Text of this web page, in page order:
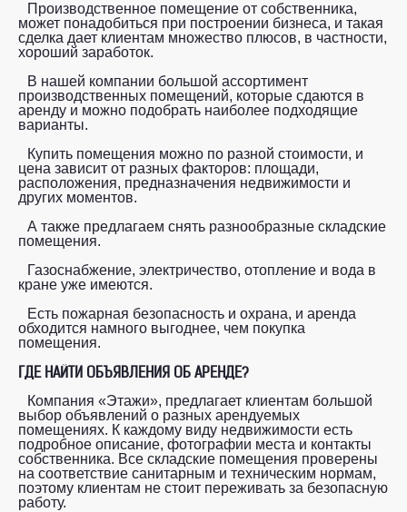
Производственное помещение от собственника,
может понадобиться при построении бизнеса, и такая
сделка дает клиентам множество плюсов, в частности,
хороший заработок.
В нашей компании большой ассортимент
производственных помещений, которые сдаются в
аренду и можно подобрать наиболее подходящие
варианты.
Купить помещения можно по разной стоимости, и
цена зависит от разных факторов: площади,
расположения, предназначения недвижимости и
других моментов.
А также предлагаем снять разнообразные складские
помещения.
Газоснабжение, электричество, отопление и вода в
кране уже имеются.
Есть пожарная безопасность и охрана, и аренда
обходится намного выгоднее, чем покупка
помещения.
ГДЕ НАЙТИ ОБЪЯВЛЕНИЯ ОБ АРЕНДЕ?
Компания «Этажи», предлагает клиентам большой
выбор объявлений о разных арендуемых
помещениях. К каждому виду недвижимости есть
подробное описание, фотографии места и контакты
собственника. Все складские помещения проверены
на соответствие санитарным и техническим нормам,
поэтому клиентам не стоит переживать за безопасную
работу.